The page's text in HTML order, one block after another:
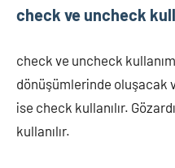
check ve uncheck
check ve uncheck
dönüşümlerinde oluşacak
ise check kullanılır.
kullanılır.